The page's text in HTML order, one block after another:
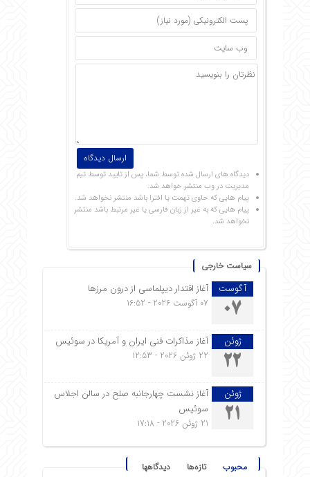
دیدگاه های ارسال شده توسط شما، پس از تایید توسط تیم
مدیریت در وب منتشر خواهد شد.
پیام هایی که حاوی تهمت یا افترا باشد منتشر نخواهد شد.
پیام هایی که به غیر از زبان فارسی یا غیر مرتبط باشد منتشر
نخواهد شد.
سیاست خارجی
آگوست
07
آغاز اقتدار دیپلماسی از درون مرزها
07 آگوست 2026 - 16:52
ژوئن
22
آغاز مذاکرات فنی ایران و آمریکا در سوئیس
22 ژوئن 2026 - 12:53
ژوئن
21
آغاز نشست چهارجانبه صلح در سالن اجلاس
سوئیس
21 ژوئن 2026 - 17:18
محبوب تازه‌ها دیدگاهها